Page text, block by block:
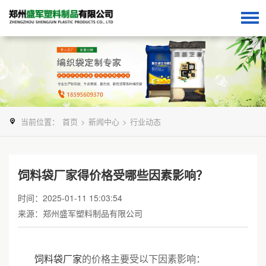
当前位置： 首页 > 新闻中心 > 行业动态
饲料袋厂家得价格受哪些因素影响？
时间：2025-01-11 15:03:54
来源：郑州盛军塑料制品有限公司
饲料袋厂家的价格主要受以下因素影响：